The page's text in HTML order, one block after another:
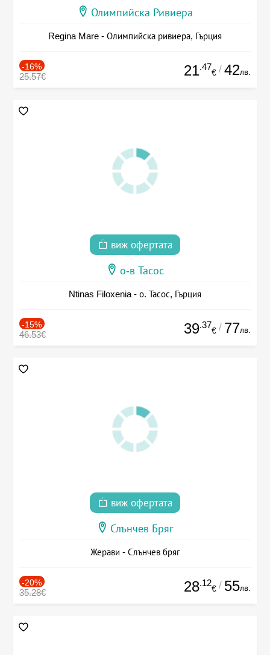
Олимпийска Ривиера
Regina Mare - Олимпийска ривиера, Гърция
-16%
25.57€ 21.47
€ / 42лв.
виж офертата
о-в Тасос
Ntinas Filoxenia - о. Тасос, Гърция
-15%
46.53€ 39.37
€ / 77лв.
виж офертата
Слънчев Бряг
Жерави - Слънчев бряг
-20%
35.28€ 28.12
€ / 55лв.